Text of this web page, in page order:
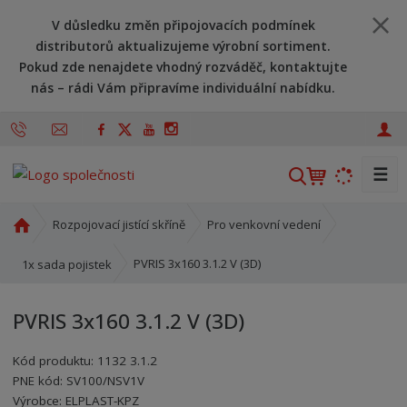
V důsledku změn připojovacích podmínek
distributorů aktualizujeme výrobní sortiment.
Pokud zde nenajdete vhodný rozváděč, kontaktujte
nás – rádi Vám připravíme individuální nabídku.
V
h
☰
o
í
t
r
a
Rozpojovací jistící skříně Pro venkovní vedení
1x sada pojistek PVRIS 3x160 3.1.2 V (3D)
PVRIS 3x160 3.1.2 V (3D)
Kód produktu: 1132 3.1.2
PNE kód: SV100/NSV1V
Kód výrobce: 8595208614552
Kód dodavatele:8595208614552
Výrobce: ELPLAST-KPZ